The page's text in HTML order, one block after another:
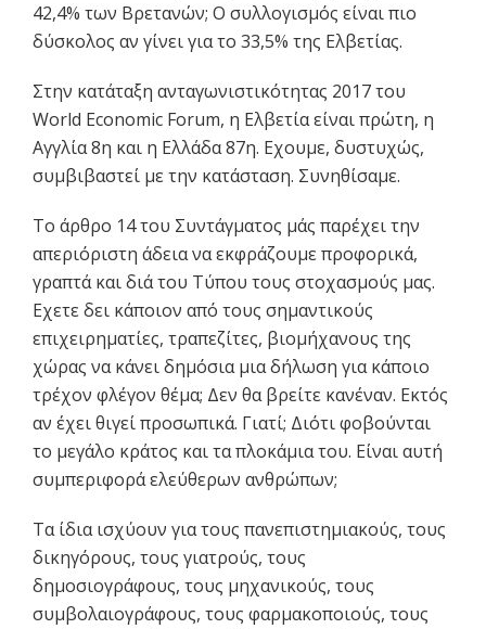
42,4% των Βρετανών; Ο συλλογισμός είναι πιο
δύσκολος αν γίνει για το 33,5% της Ελβετίας.
Στην κατάταξη ανταγωνιστικότητας 2017 του
World Economic Forum, η Ελβετία είναι πρώτη, η
Αγγλία 8η και η Ελλάδα 87η. Εχουμε, δυστυχώς,
συμβιβαστεί με την κατάσταση. Συνηθίσαμε.
Το άρθρο 14 του Συντάγματος μάς παρέχει την
απεριόριστη άδεια να εκφράζουμε προφορικά,
γραπτά και διά του Τύπου τους στοχασμούς μας.
Εχετε δει κάποιον από τους σημαντικούς
επιχειρηματίες, τραπεζίτες, βιομήχανους της
χώρας να κάνει δημόσια μια δήλωση για κάποιο
τρέχον φλέγον θέμα; Δεν θα βρείτε κανέναν. Εκτός
αν έχει θιγεί προσωπικά. Γιατί; Διότι φοβούνται
το μεγάλο κράτος και τα πλοκάμια του. Είναι αυτή
συμπεριφορά ελεύθερων ανθρώπων;
Τα ίδια ισχύουν για τους πανεπιστημιακούς, τους
δικηγόρους, τους γιατρούς, τους
δημοσιογράφους, τους μηχανικούς, τους
συμβολαιογράφους, τους φαρμακοποιούς, τους